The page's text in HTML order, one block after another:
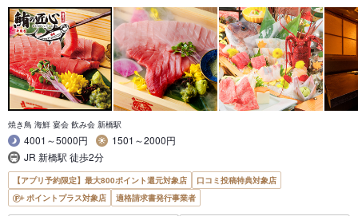
焼き鳥 海鮮 宴会 飲み会 新橋駅
4001～5000円
1501～2000円
JR 新橋駅 徒歩2分
【アプリ予約限定】最大800ポイント還元対象店
口コミ投稿特典対象店
ポイントプラス対象店
適格請求書発行事業者